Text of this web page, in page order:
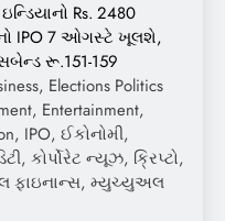
ઇન્ડિયાનો Rs. 2480
IPO 7 ઓગસ્ટે ખૂલશે,
રૂ.151-159
Elections Politics
Entertainment,
IPO, ઈકોનોમી,
કોર્પોરેટ ન્યૂઝ, ક્રિપ્ટો,
ફાઇનાન્સ, મ્યુચ્યુઅલ